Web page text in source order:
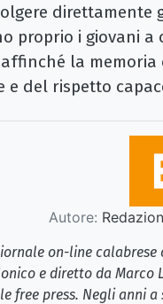
proprio i giovani
la
e del rispetto
Autore:
on-line calabrese
e diretto da Marco
free press. Negli anni